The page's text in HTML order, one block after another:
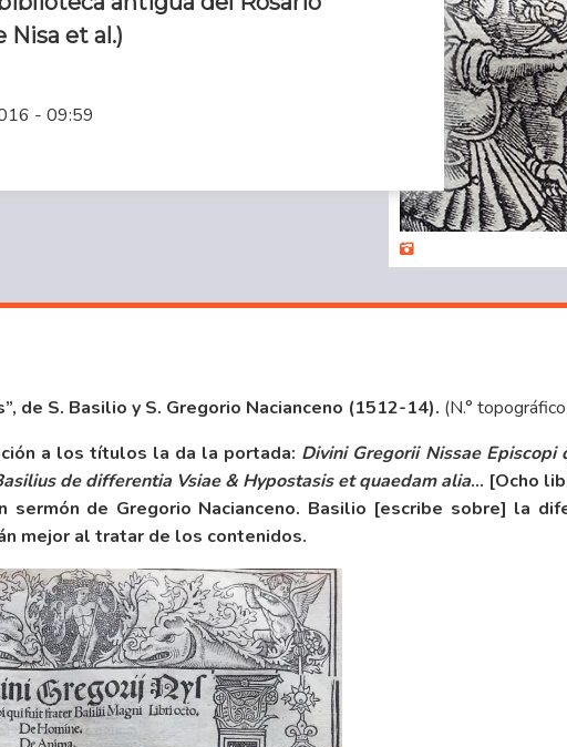
Nisa et al.)
- 09:59
de S. Basilio y S. Gregorio Nacianceno (1512-14). (N.°
a los títulos la da la portada: Divini Gregorii Nissae
de differentia Vsiae & Hypostasis et quaedam alia… [Ocho
sermón de Gregorio Nacianceno. Basilio [escribe sobre] la
mejor al tratar de los contenidos.